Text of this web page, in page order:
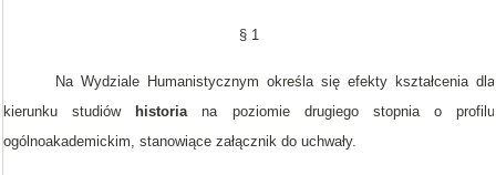
§ 1
Na Wydziale Humanistycznym określa się efekty kształcenia dla
kierunku studiów
historiana poziomie
drugiego stopnia o profilu
ogólnoakademickim, stanowiące załącznik do uchwały.